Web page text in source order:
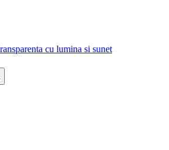
cu lumina si sunet